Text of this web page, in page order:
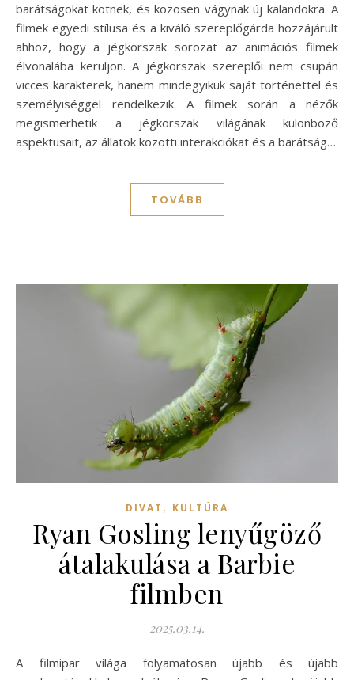
barátságokat kötnek, és közösen vágynak új kalandokra. A
filmek egyedi stílusa és a kiváló szereplőgárda hozzájárult
ahhoz, hogy a jégkorszak sorozat az animációs filmek
élvonalába kerüljön. A jégkorszak szereplői nem csupán
vicces karakterek, hanem mindegyikük saját történettel és
személyiséggel rendelkezik. A filmek során a nézők
megismerhetik a jégkorszak világának különböző
aspektusait, az állatok közötti interakciókat és a barátság…
TOVÁBB
DIVAT , KULTÚRA
Ryan Gosling lenyűgöző
átalakulása a Barbie
filmben
2025.03.14.
A filmipar világa folyamatosan újabb és újabb